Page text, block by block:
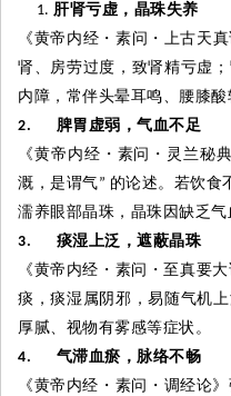
肝肾亏虚，晶珠失养
《黄帝内经 ・ 素问 ・ 上古天
肾、房劳过度，致肾精亏虚
内障，常伴头晕耳鸣、腰膝酸
2.
脾胃虚弱，气血不足
《黄帝内经 ・ 素问 ・ 灵兰秘
溉，是谓气” 的论述。若饮食
濡养眼部晶珠，晶珠因缺乏
3.
痰湿上泛，遮蔽晶珠
《黄帝内经 ・ 素问 ・ 至真要
痰，痰湿属阴邪，易随气机
厚腻、视物有雾感等症状。
4.
气滞血瘀，脉络不畅
《黄帝内经 ・ 素问 ・ 调经论》